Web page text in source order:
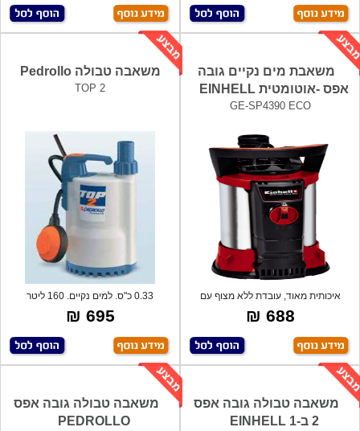
משאבת מים נקיים גובה
אפס -אוטומטית EINHELL
GE-SP4390 ECO
איכותית מאוד, עובדת ללא מצוף עם
סנסור (ח
688 ₪
משאבה טבולה Pedrollo
TOP 2
0.33 כ"ס. למים נקיים. 160 ליטר
לדקה.מתאי
695 ₪
משאבה טבולה גובה אפס
2 ב-1 EINHELL
משאבה טבולה גובה אפס
PEDROLLO